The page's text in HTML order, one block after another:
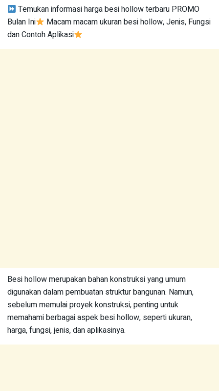
Temukan informasi harga besi hollow terbaru PROMO
Bulan Ini
Macam macam ukuran besi hollow, Jenis, Fungsi
dan Contoh Aplikasi
Besi hollow merupakan bahan konstruksi yang umum
digunakan dalam pembuatan struktur bangunan. Namun,
sebelum memulai proyek konstruksi, penting untuk
memahami berbagai aspek besi hollow, seperti ukuran,
harga, fungsi, jenis, dan aplikasinya.